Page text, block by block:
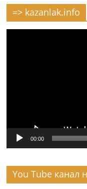
=> kazanlak.info
00:00
You Tube канал